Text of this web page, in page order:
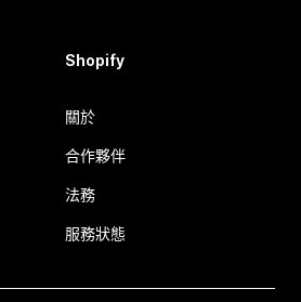
Shopify
關於
合作夥伴
法務
服務狀態